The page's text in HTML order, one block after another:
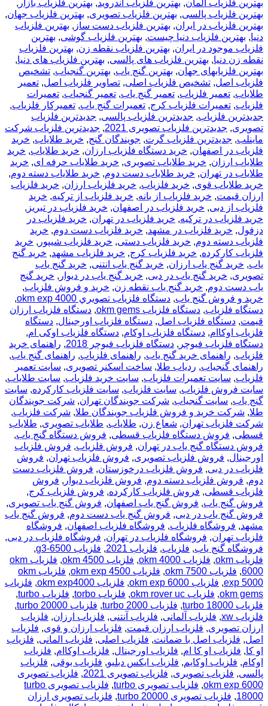
بهترین فلزیاب المان, بهترین فلزیاب اندروید, بهترین فلزیاب بازار ,
بهترین فلزیاب پالسی, بهترین فلزیاب تصویری, بهترین فلزیاب جهان,
بهترین فلزیاب در ایران, بهترین فلزیاب دست ساز , بهترین فلزیاب
دنیا, بهترین فلزیاب دنیا چیست, بهترین فلزیاب گوشی, بهترین
فلزیاب موجود در ایران, بهترین فلزیاب نقطه زن, بهترین فلزیاب
نقطه زن دنیا, بهترین فلزیاب های پالسی, بهترین فلزیاب های دنیا,
بهترین فلزیابهای جهان, بهترین گنج یاب, بهترین گنجیاب, تشخیص
فلزیاب اصل, تشخیص فلزیاب اصلی, تصاویر فلزیاب اصل, تعمیر
طلایاب, تعمیر فلزیاب, تعمیر گنج یاب, تعمیر گنجیاب, تعمیرات
فلزیاب, تعمیرات فلزیاب کرج, تعمیرات گنج یاب, تعمیرکار فلزیاب,
جدیدترین فلزیاب, جدیدترین فلزیاب پالسی, جدیدترین فلزیاب
تصویری, جدیدترین فلزیاب تصویری 2021 , جدیدترین فلزیاب شرکت
ماینلب, جدیدترین فلزیاب گرت, جویندگان گنج, خريد طلاياب, خريد
فلزياب در اصفهان, خرید دستگاه فلزیاب ارزان, خرید طلایاب, خرید
طلایاب ارزان, خرید طلایاب تصویری, خرید طلایاب حرفه ای, خرید
طلایاب در تهران, خرید طلایاب دست دوم, خرید طلایاب دسته دوم,
خرید طلایاب قوی, خرید فلزیاب, خرید فلزیاب ارزان, خرید فلزیاب
ارزان قیمت, خرید فلزیاب از بانه, خرید فلزیاب از ترکیه, خرید
فلزیاب از دبی, خرید فلزیاب در اصفهان, خرید فلزیاب در تبریز ,
خرید فلزیاب در ترکیه, خرید فلزیاب در تهران, خرید فلزیاب در
دزفول, خرید فلزیاب در مشهد, خرید فلزیاب دست دوم, خرید
فلزیاب دسته دوم, خرید فلزیاب دستی, خرید فلزیاب شیپور , خرید
فلزیاب کارکرده, خرید فلزیاب کرج, خرید فلزیاب مشهد, خرید گنج
یاب, خرید گنج یاب ارزان, خرید گنج یاب انتنی, خرید گنج یاب
تصویری, خرید گنج یاب در دبی, خرید گنج یاب در دیوار , خرید گنج
یاب دست دوم, خرید گنج یاب نقطه زن, خرید و فروش فلزیاب,
خرید و فروش گنج یاب, دستگاه فلزياب تصويري okm exp 4000
,
دستگاه فلزیاب, دستگاه فلزیاب okm gems , دستگاه فلزیاب ارزان
قیمت, دستگاه فلزیاب اصل, دستگاه فلزیاب اورجینال, دستگاه
فلزیاب اوکاام, دستگاه فلزیاب اوکام, دستگاه فلزیاب اوکی ام,
دستگاه فلزیاب فیوچر , دستگاه فلزیاب فیوچر 2018 , راهنمای خرید
فلزیاب, راهنمای خرید گنج یاب, راهنمای فلزیاب, راهنمای گنج یاب,
راهنمای گنجیاب, ردیاب طلا, ساخت اسکنر تصویری, سایت تعمیر
فلزیاب, سایت تعمیرات فلزیاب, سایت خرید فلزیاب, سایت طلایاب,
سایت فروش فلزیاب, سایت فلزیاب, سایت فلزیاب کارکرده, سایت
گنج یاب, سایت گنجیاب, شرکت جویندگان تهران, شرکت جویندگان
طلا, شرکت خرید و فروش فلزیاب جویندگان طلا, شرکت فلزیاب,
شرکت فلزیاب تهران, شعاع زن, طلایاب, طلایاب تصویری, طلایاب
قسطی, فروش دستگاه فلزیاب قسطی, فروش دستگاه گنج یاب,
فروش دستگاه گنج یاب در تهران, فروش فلزیاب, فروش فلزیاب
اورجینال, فروش فلزیاب تصویری, فروش فلزیاب تهران, فروش
فلزیاب در دبی, فروش فلزیاب درخوزستان, فروش فلزیاب دست
دوم, فروش فلزیاب دسته دوم, فروش فلزیاب دیوار , فروش
فلزیاب قسطی, فروش فلزیاب کارکرده, فروش فلزیاب کرج,
فروش گنج یاب, فروش گنج یاب اصفهان, فروش گنج یاب تصویری,
فروش گنج یاب در دبی, فروش گنج یاب دست دوم, فروش گنج یاب
مشهد, فروشگاه فلزیاب, فروشگاه فلزیاب اصفهان, فروشگاه
فلزیاب تهران, فروشگاه فلزیاب در تهران, فروشگاه فلزیاب در دبی,
فروشگاه گنج یاب, فلزیاب, فلزیاب 2021 , فلزیاب g3-6500
,
فلزیاب okm
, فلزیاب okm 4000 , فلزیاب okm 4500 ,
فلزیاب okm
6000
, فلزیاب okm 7500 , فلزیاب okm exp 4500 ,
فلزیاب okm
exp 5000
, فلزیاب okm exp 6000 , فلزیاب okm exp4000 , فلزیاب
okm gems
, فلزیاب okm rover uc , فلزیاب torbo , فلزیاب turbo
,
فلزیاب turbo 18000
, فلزیاب turbo 2000 , فلزیاب turbo 20000
,
فلزیاب xw
, فلزیاب آلمانی, فلزیاب آنتنی, فلزیاب ارزان, فلزیاب
ارزان تصویری, فلزیاب ارزان قیمت, فلزیاب ارزان و قوی, فلزیاب
اصل, فلزیاب اصل با ضمانت, فلزیاب اصلی, فلزیاب المانی, فلزیاب
او کا, فلزیاب او کا ام, فلزیاب اورجینال, فلزیاب اوکاام, فلزیاب
اوکام, فلزیاب اوکایم, فلزیاب ایکس دبلیو, فلزیاب بوقی, فلزیاب
پالسی, فلزیاب تصویری, فلزیاب تصویری 2021 , فلزیاب تصویری
okm exp 6000
, فلزیاب تصویری turbo ,
فلزیاب تصویری turbo
18000
, فلزیاب تصویری turbo 20000 , فلزیاب تصویری ارزان